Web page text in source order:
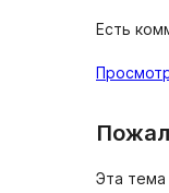
Есть
Эта